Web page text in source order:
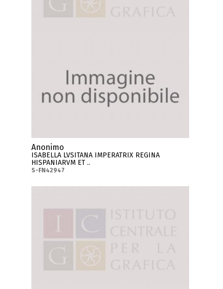
Anonimo
ISABELLA LVSITANA IMPERATRIX REGINA
HISPANIARVM ET ..
S-FN42947